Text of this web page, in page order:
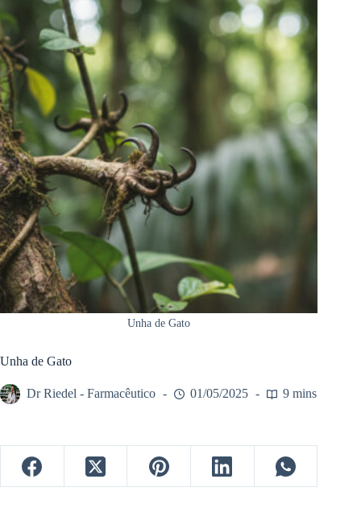
Unha de Gato
Unha de Gato
Dr Riedel - Farmacêutico 01/05/2025 9 mins